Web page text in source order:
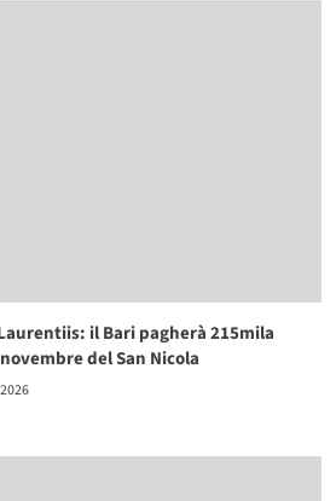
il Bari pagherà 215mila
del San Nicola